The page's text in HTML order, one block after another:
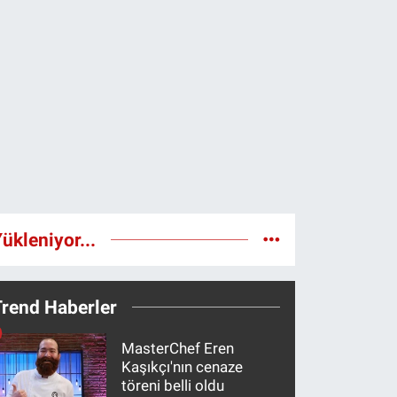
Haberler
MasterChef Eren
Kaşıkçı'nın cenaze
töreni belli oldu